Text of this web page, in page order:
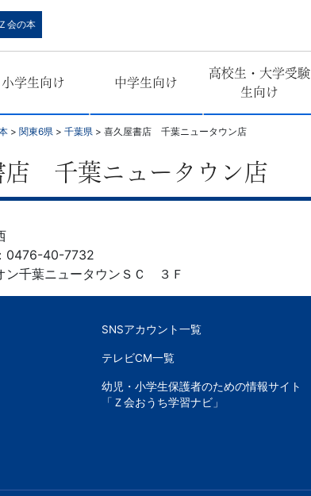
Ｚ会の本
小学生向け 中学生向け
高校生・大学受験
生向け
> 関東6県 > 千葉県 > 喜久屋書店 千葉ニュータウン店
店 千葉ニュータウン店
0476-40-7732
ン千葉ニュータウンＳＣ ３Ｆ
SNSアカウント一覧
テレビCM一覧
幼児・小学生保護者のための情報サイト
「Ｚ会おうち学習ナビ」